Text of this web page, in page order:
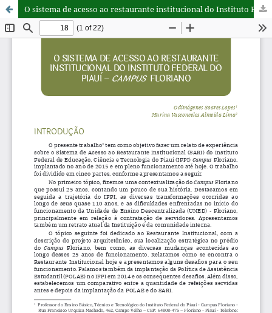
O sistema de acesso ao restaurante institucional do Instituto Federal do Piauí – campus Floriano